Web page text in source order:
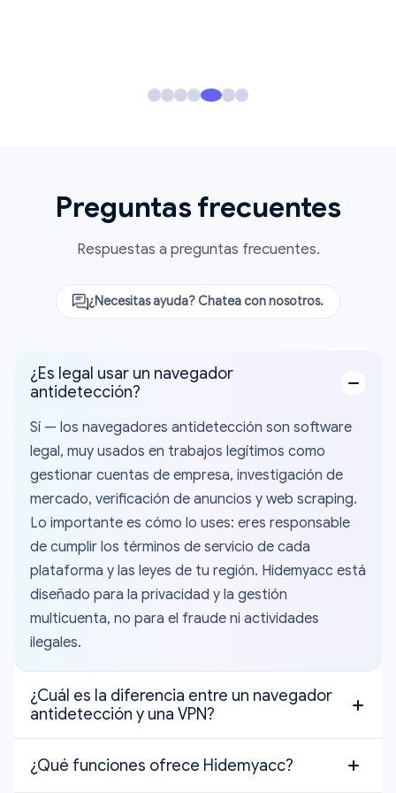
Preguntas frecuentes
Respuestas a preguntas frecuentes.
¿Necesitas ayuda? Chatea con nosotros.
¿Es legal usar un navegador
antidetección?
Sí — los navegadores antidetección son software
legal, muy usados en trabajos legítimos como
gestionar cuentas de empresa, investigación de
mercado, verificación de anuncios y web scraping.
Lo importante es cómo lo uses: eres responsable
de cumplir los términos de servicio de cada
plataforma y las leyes de tu región. Hidemyacc está
diseñado para la privacidad y la gestión
multicuenta, no para el fraude ni actividades
ilegales.
¿Cuál es la diferencia entre un navegador
antidetección y una VPN?
digital del navegador (Canvas, WebGL, fuentes,
¿Qué funciones ofrece Hidemyacc?